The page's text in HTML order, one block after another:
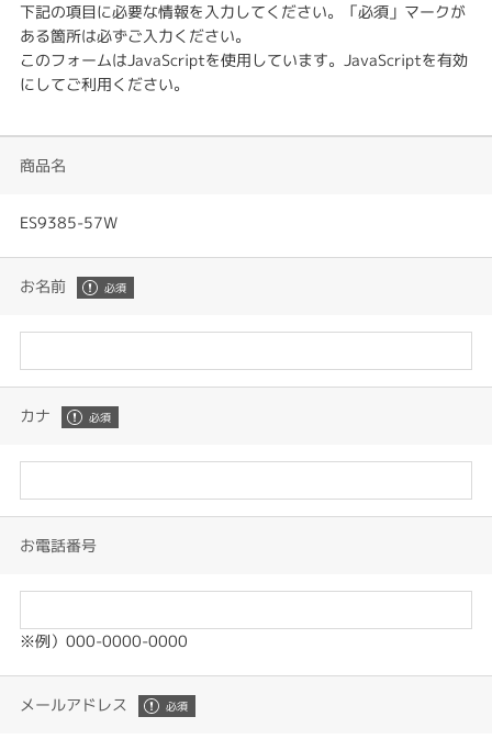
下記の項目に必要な情報を入力してください。「必須」マークが
ある箇所は必ずご入力ください。
このフォームはJavaScriptを使用しています。JavaScriptを有効
にしてご利用ください。
商品名
ES9385-57W
お名前
カナ
お電話番号
※例）000-0000-0000
メールアドレス